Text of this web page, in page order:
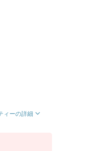
ィーの詳細